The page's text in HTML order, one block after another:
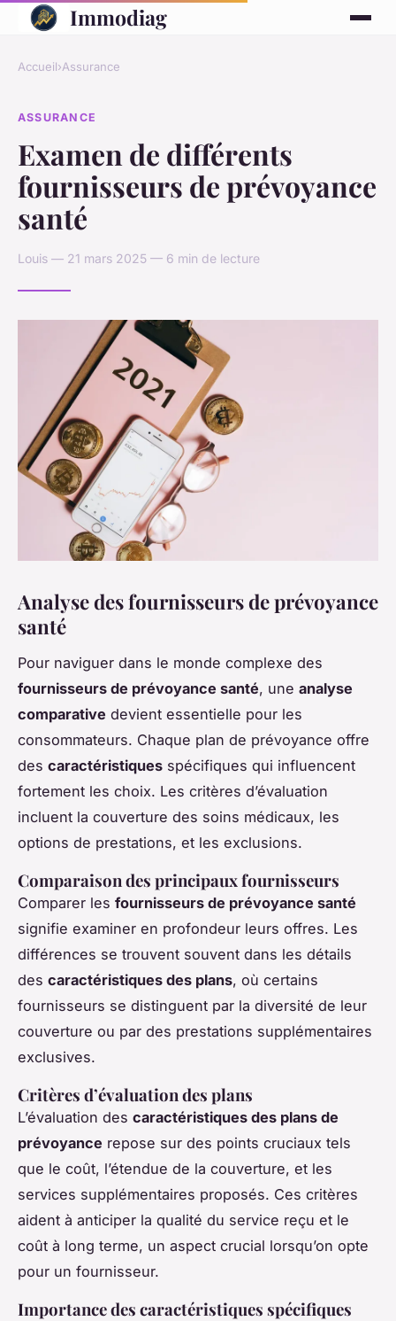
Immodiag
Accueil›Assurance
ASSURANCE
Examen de différents
fournisseurs de prévoyance
santé
Louis — 21 mars 2025 — 6 min de lecture
Analyse des fournisseurs de prévoyance
santé
Pour naviguer dans le monde complexe des
fournisseurs de prévoyance santé, une analyse
comparative devient essentielle pour les
consommateurs. Chaque plan de prévoyance offre
des caractéristiques spécifiques qui influencent
fortement les choix. Les critères d’évaluation
incluent la couverture des soins médicaux, les
options de prestations, et les exclusions.
Comparaison des principaux fournisseurs
Comparer les fournisseurs de prévoyance santé
signifie examiner en profondeur leurs offres. Les
différences se trouvent souvent dans les détails
des caractéristiques des plans, où certains
fournisseurs se distinguent par la diversité de leur
couverture ou par des prestations supplémentaires
exclusives.
Critères d’évaluation des plans
L’évaluation des caractéristiques des plans de
prévoyance repose sur des points cruciaux tels
que le coût, l’étendue de la couverture, et les
services supplémentaires proposés. Ces critères
aident à anticiper la qualité du service reçu et le
coût à long terme, un aspect crucial lorsqu’on opte
pour un fournisseur.
Importance des caractéristiques spécifiques